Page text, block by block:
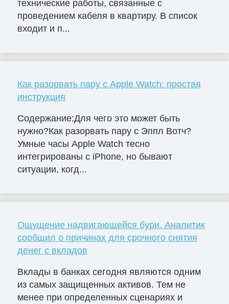
технические работы, связанные с
проведением кабеля в квартиру. В список
входит и п...
Как разорвать пару с Apple Watch: простая
инструкция
Содержание:Для чего это может быть
нужно?Как разорвать пару с Эппл Вотч?
Умные часы Apple Watch тесно
интегрированы с iPhone, но бывают
ситуации, когд...
Ощущение надвигающейся бури. Аналитик
сообщил о причинах для срочного снятия
денег с вкладов
Вклады в банках сегодня являются одним
из самых защищенных активов. Тем не
менее при определенных сценариях и